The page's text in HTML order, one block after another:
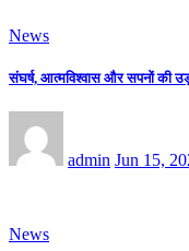
News
संघर्ष, आत्मविश्वास और सपनों की
admin Jun 15,
News